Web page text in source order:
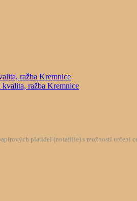
ražba Kremnice
platidel (notafilie) s možností určení